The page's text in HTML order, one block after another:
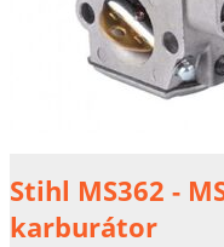
Stihl MS362 -
karburátor